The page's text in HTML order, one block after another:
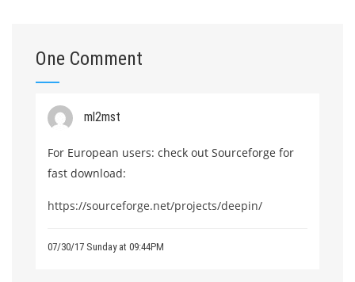
One Comment
ml2mst
For European users: check out Sourceforge for
fast download:
https://sourceforge.net/projects/deepin/
07/30/17 Sunday at 09:44PM